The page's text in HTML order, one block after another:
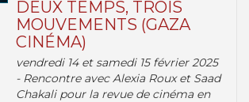
DEUX TEMPS, TROIS
MOUVEMENTS (GAZA
CINÉMA)
vendredi 14 et samedi 15 février 2025
- Rencontre avec Alexia Roux et Saad
Chakali pour la revue de cinéma en